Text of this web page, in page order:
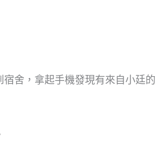
舍，拿起手機發現有來自小廷